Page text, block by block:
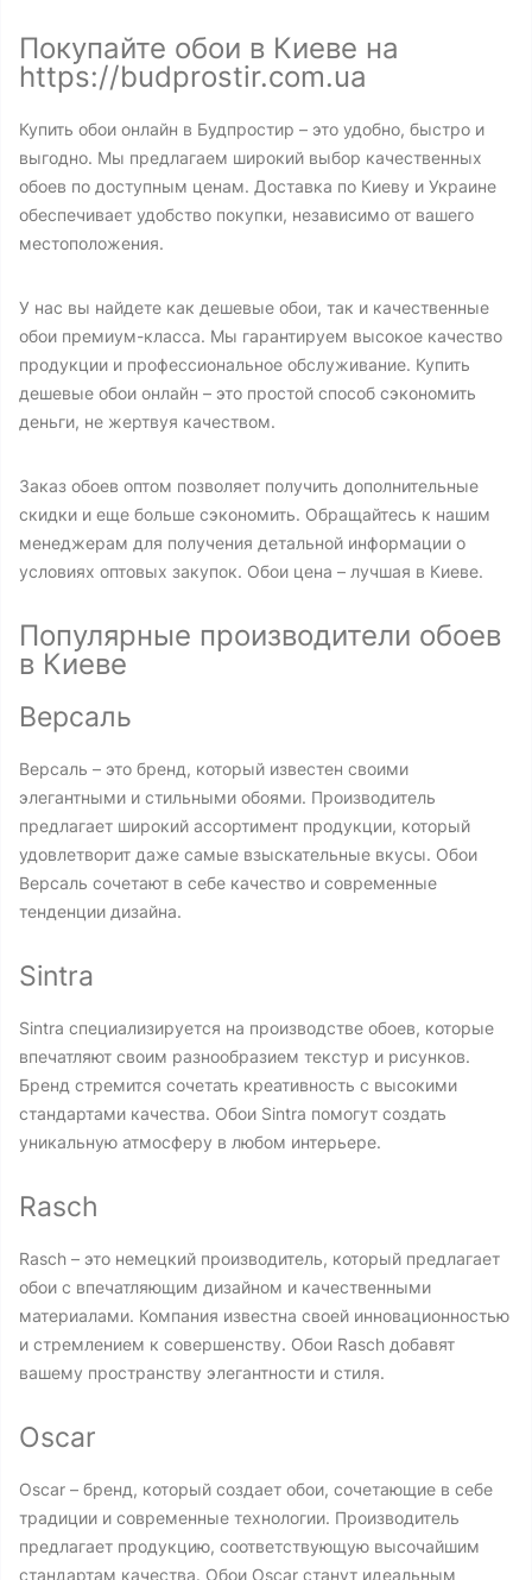
Покупайте обои в Киеве на
https://budprostir.com.ua
Купить обои онлайн в Будпростир – это удобно, быстро и
выгодно. Мы предлагаем широкий выбор качественных
обоев по доступным ценам. Доставка по Киеву и Украине
обеспечивает удобство покупки, независимо от вашего
местоположения.
У нас вы найдете как дешевые обои, так и качественные
обои премиум-класса. Мы гарантируем высокое качество
продукции и профессиональное обслуживание. Купить
дешевые обои онлайн – это простой способ сэкономить
деньги, не жертвуя качеством.
Заказ обоев оптом позволяет получить дополнительные
скидки и еще больше сэкономить. Обращайтесь к нашим
менеджерам для получения детальной информации о
условиях оптовых закупок. Обои цена – лучшая в Киеве.
Популярные производители обоев
в Киеве
Версаль
Версаль – это бренд, который известен своими
элегантными и стильными обоями. Производитель
предлагает широкий ассортимент продукции, который
удовлетворит даже самые взыскательные вкусы. Обои
Версаль сочетают в себе качество и современные
тенденции дизайна.
Sintra
Sintra специализируется на производстве обоев, которые
впечатляют своим разнообразием текстур и рисунков.
Бренд стремится сочетать креативность с высокими
стандартами качества. Обои Sintra помогут создать
уникальную атмосферу в любом интерьере.
Rasch
Rasch – это немецкий производитель, который предлагает
обои с впечатляющим дизайном и качественными
материалами. Компания известна своей инновационностью
и стремлением к совершенству. Обои Rasch добавят
вашему пространству элегантности и стиля.
Oscar
Oscar – бренд, который создает обои, сочетающие в себе
традиции и современные технологии. Производитель
предлагает продукцию, соответствующую высочайшим
стандартам качества. Обои Oscar станут идеальным